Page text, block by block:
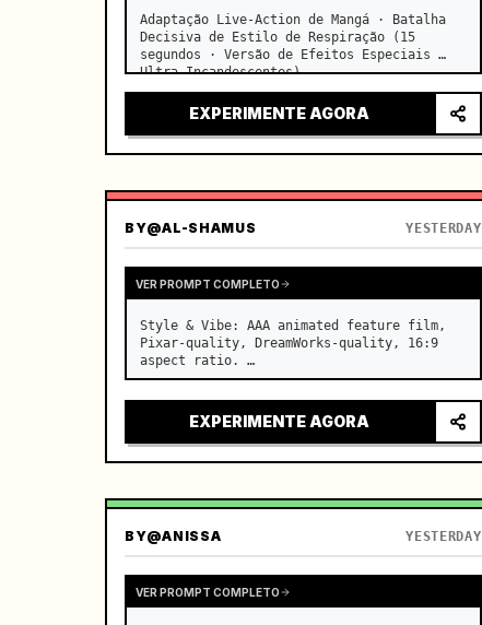
Adaptação Live-Action de Mangá · Batalha
Decisiva de Estilo de Respiração (15
segundos · Versão de Efeitos Especiais
Ultra-Incandescentes)
【Foco Principal】: Respiração da Água
(Dragão de Água Azul) VS Respiração do
action…
EXPERIMENTE AGORA
BY@AL-SHAMUS YESTERDAY
VER PROMPT COMPLETO
Style & Vibe: AAA animated feature film,
Pixar-quality, DreamWorks-quality, 16:9
aspect ratio. …
EXPERIMENTE AGORA
BY@ANISSA YESTERDAY
VER PROMPT COMPLETO